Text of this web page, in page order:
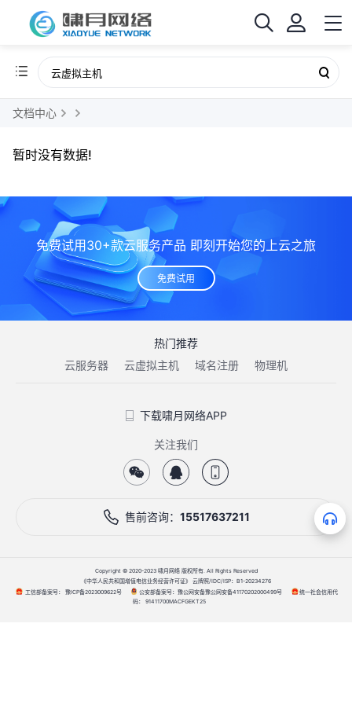
文档中心
暂时没有数据!
免费试用30+款云服务产品 即刻开始您的上云之旅
免费试用
热门推荐
云服务器
云虚拟主机 域名注册 物理机
下载啸月网络APP
关注我们
售前咨询： 15517637211
Copyright © 2020-2023 啸月网络 版权所有. All Rights Reserved
《中华人民共和国增值电信业务经营许可证》 云牌照/IDC/ISP：B1-20234276
工信部备案号： 豫ICP备2023009622号 公安部备案号：豫公网安备豫公网安备41170202000499号
统一社会信用代
码： 91411700MACFGEKT25